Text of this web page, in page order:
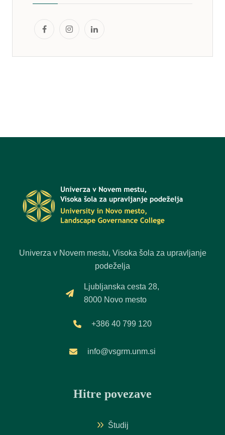
Univerza v Novem mestu, Visoka šola za upravljanje
podeželja
Ljubljanska cesta 28,
8000 Novo mesto
+386 40 799 120
info@vsgrm.unm.si
Hitre povezave
Študij